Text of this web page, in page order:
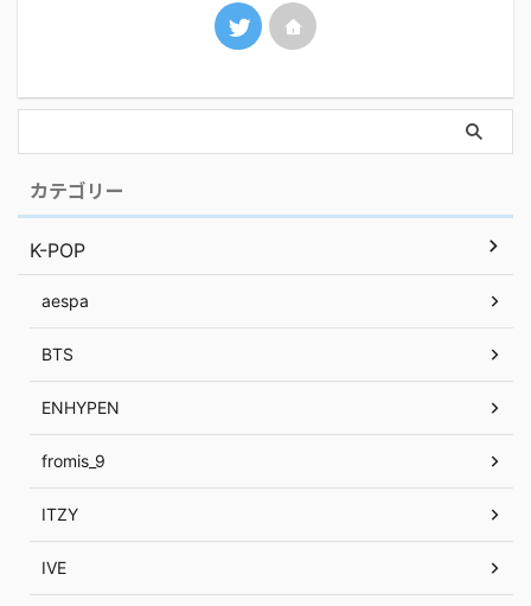
カテゴリー
K-POP
aespa
BTS
ENHYPEN
fromis_9
ITZY
IVE